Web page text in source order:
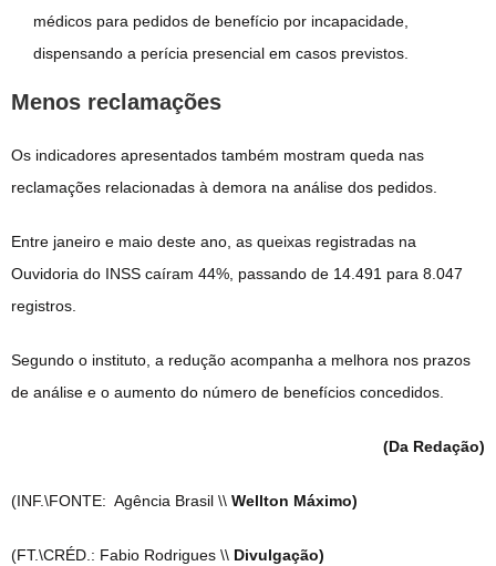
médicos para pedidos de benefício por incapacidade,
dispensando a perícia presencial em casos previstos.
Menos reclamações
Os indicadores apresentados também mostram queda nas
reclamações relacionadas à demora na análise dos pedidos.
Entre janeiro e maio deste ano, as queixas registradas na
Ouvidoria do INSS caíram 44%, passando de 14.491 para 8.047
registros.
Segundo o instituto, a redução acompanha a melhora nos prazos
de análise e o aumento do número de benefícios concedidos.
(Da Redação)
(INF.\FONTE: Agência Brasil \\ Wellton Máximo)
(FT.\CRÉD.: Fabio Rodrigues \\ Divulgação)